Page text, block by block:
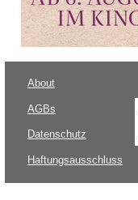
About
AGBs
Datenschutz
Haftungsausschluss